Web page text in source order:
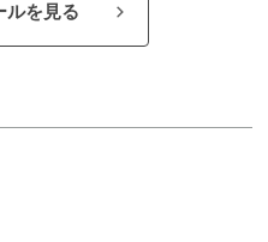
ルを見る